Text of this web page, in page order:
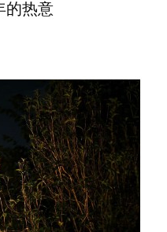
的热意